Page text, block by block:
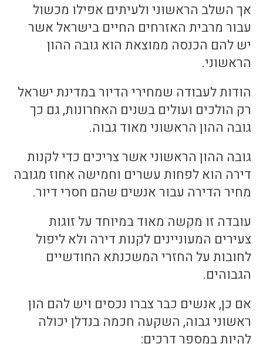
אך השלב הראשוני ולעיתים אפילו מכשול
עבור מרבית האזרחים החיים בישראל אשר
יש להם הכנסה ממוצאת הוא גובה ההון
הראשוני.
הודות לעבודה שמחירי הדיור במדינת ישראל
רק הולכים ועולים בשנים האחרונות, גם כך
גובה ההון הראשוני מאוד גבוה.
גובה ההון הראשוני אשר צריכים כדי לקנות
דירה הוא לפחות עשרים וחמישה אחוז מגובה
מחיר הדירה עבור אנשים שהם חסרי דיור.
עובדה זו מקשה מאוד במיוחד על זוגות
צעירים המעוניינים לקנות דירה ולא ליפול
לחובות על החזרי המשכנתא החודשיים
הגבוהים.
אם כן, אנשים כבר צברו נכסים ויש להם הון
ראשוני גבוה, השקעה חכמה בנדלן יכולה
להיות במספר דרכים: